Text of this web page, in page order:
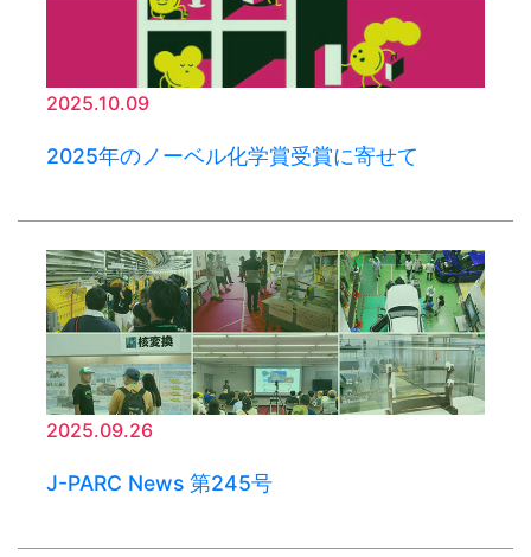
2025.10.09
2025年のノーベル化学賞受賞に寄せて
2025.09.26
J-PARC News 第245号